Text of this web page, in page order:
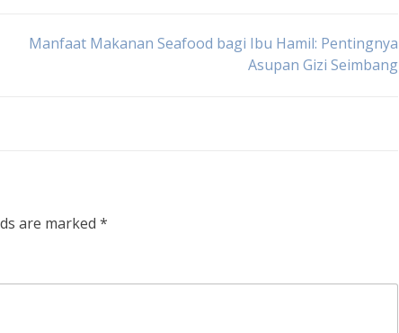
Manfaat Makanan Seafood bagi Ibu Hamil: Pentingnya
Asupan Gizi Seimbang
are marked *